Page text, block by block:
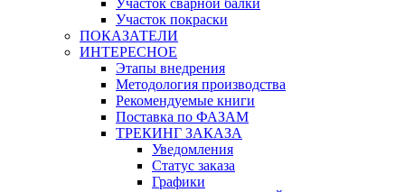
Участок сварной балки
Участок покраски
ПОКАЗАТЕЛИ
ИНТЕРЕСНОЕ
Этапы внедрения
Методология производства
Рекомендуемые книги
Поставка по ФАЗАМ
ТРЕКИНГ ЗАКАЗА
Уведомления
Статус заказа
Графики